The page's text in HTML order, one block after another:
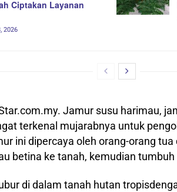
Ciptakan Layanan
2026
Jamur susu harimau,
terkenal mujarabnya untuk
ini dipercaya oleh orang-orang
betina ke tanah, kemudian
di dalam tanah hutan